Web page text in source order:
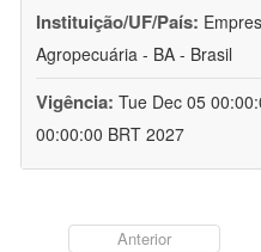
Instituição/UF/País:
Agropecuária - BA - Brasil
Vigência: Tue Dec 05
00:00:00 BRT 2027
Anterior